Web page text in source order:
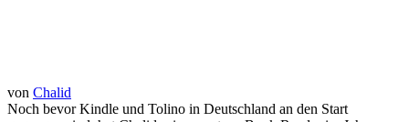
von Chalid
Noch bevor Kindle und Tolino in Deutschland an den Start